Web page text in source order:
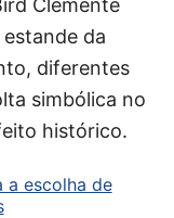
Clemente
da
diferentes
simbólica no
histórico.
a escolha de